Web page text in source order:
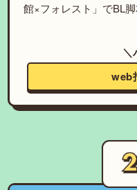
館×フォレスト」でBL脚
＼
web